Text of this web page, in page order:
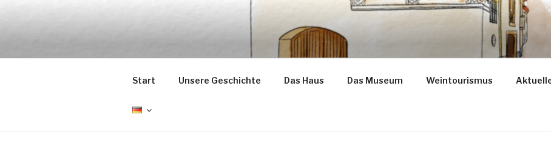
EMRÉZIO
Casa Museu Interativa de Borba
Start Unsere Geschichte Das Haus Das Museum Weintourismus